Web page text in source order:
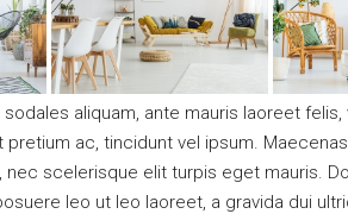
aliquam, ante mauris laoreet
pretium ac, tincidunt vel ipsum.
nec scelerisque elit turpis eget mauris.
leo ut leo laoreet, a gravida dui